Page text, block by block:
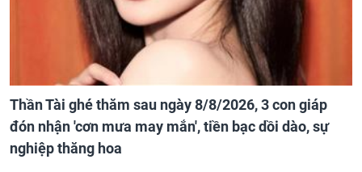
Thần Tài ghé thăm sau ngày 8/8/2026, 3 con giáp
đón nhận 'cơn mưa may mắn', tiền bạc dồi dào, sự
nghiệp thăng hoa